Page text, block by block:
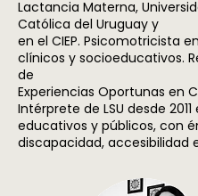
Lactancia Materna,
Católica del Uruguay y
en el CIEP. Psicomotricista
clínicos y socioeducativos.
de
Experiencias Oportunas en
Intérprete de LSU desde
educativos y públicos, con
discapacidad, accesibilidad